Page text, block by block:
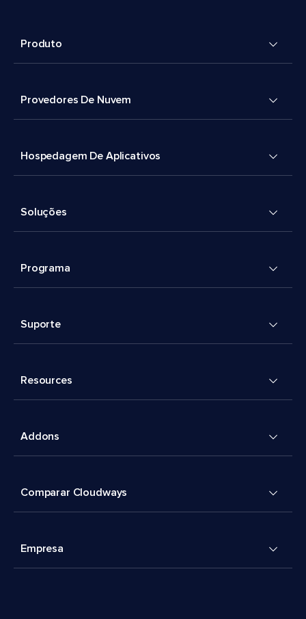
Produto
Provedores De Nuvem
Hospedagem De Aplicativos
Soluções
Programa
Suporte
Resources
Addons
Comparar Cloudways
Empresa